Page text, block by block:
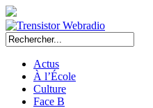
Actus
À l’École
Culture
Face B